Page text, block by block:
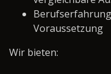
Voraussetzung
Wir bieten: